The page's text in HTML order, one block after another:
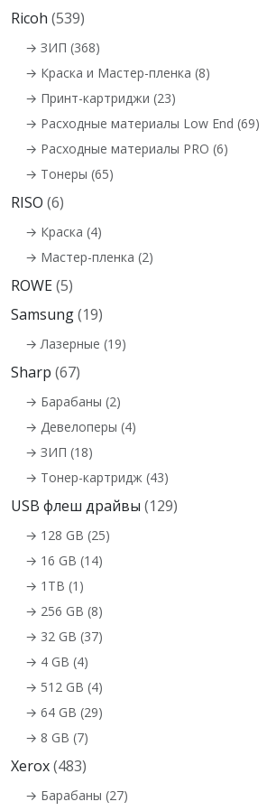
Ricoh (539)
→ ЗИП (368)
→ Краска и Мастер-пленка (8)
→ Принт-картриджи (23)
→ Расходные материалы Low End (69)
→ Расходные материалы PRO (6)
→ Тонеры (65)
RISO (6)
→ Краска (4)
→ Мастер-пленка (2)
ROWE(5)
Samsung(19)
→ Лазерные (19)
Sharp (67)
→ Барабаны (2)
→ Девелоперы (4)
→ ЗИП (18)
→ Тонер-картридж (43)
USB флеш драйвы (129)
→ 128 GB (25)
→ 16 GB (14)
→ 1TB (1)
→ 256 GB (8)
→ 32 GB (37)
→ 4 GB (4)
→ 512 GB (4)
→ 64 GB (29)
→ 8 GB (7)
Xerox(483)
→ Барабаны (27)